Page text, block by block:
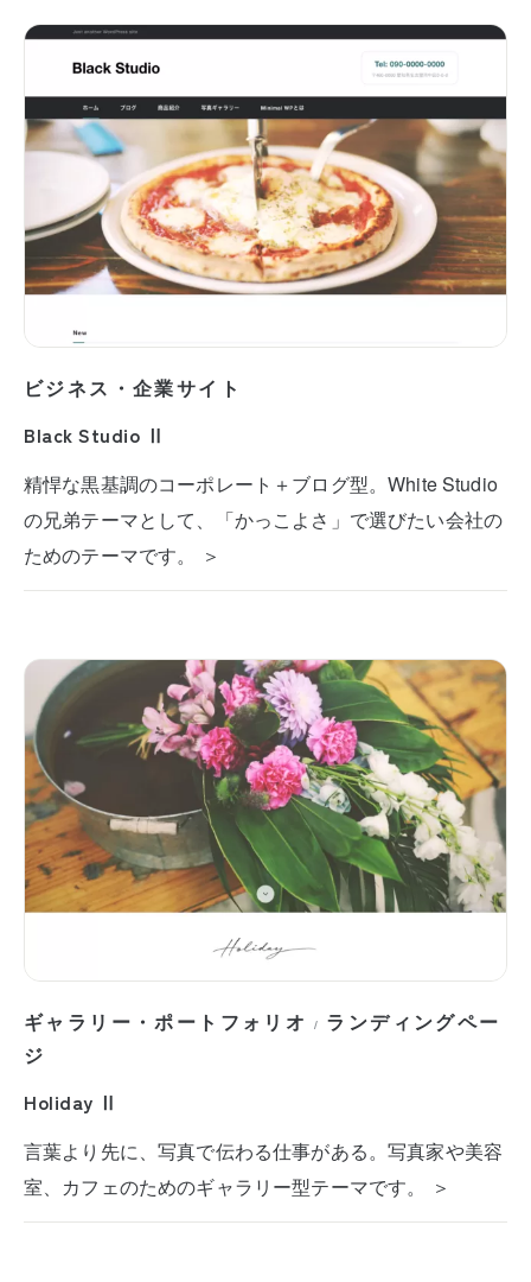
ビジネス・企業サイト
Black Studio Ⅱ
精悍な黒基調のコーポレート＋ブログ型。White Studio
の兄弟テーマとして、「かっこよさ」で選びたい会社の
ためのテーマです。 ＞
ギャラリー・ポートフォリオ / ランディングペー
ジ
Holiday Ⅱ
言葉より先に、写真で伝わる仕事がある。写真家や美容
室、カフェのためのギャラリー型テーマです。 ＞